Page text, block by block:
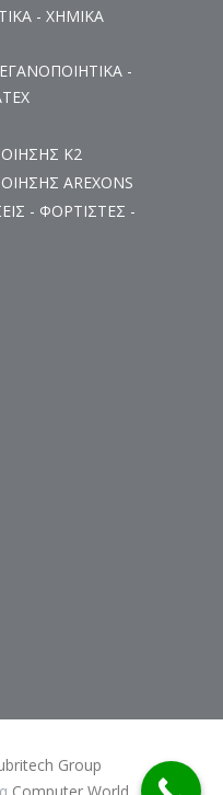
- ΧΗΜΙΚΑ
-
K2
AREXONS
- ΦΟΡΤΙΣΤΕΣ -
Group